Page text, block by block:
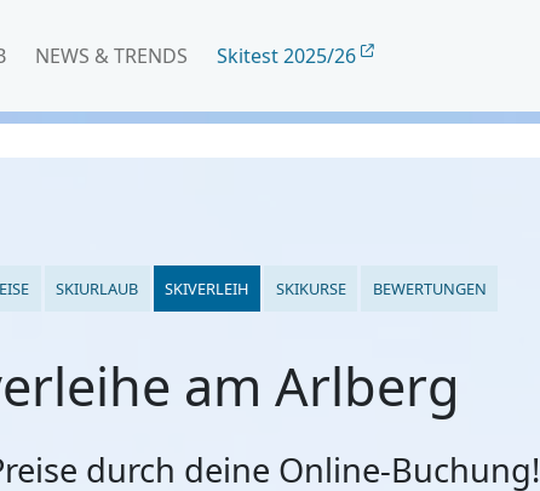
NEWS & TRENDS Skitest 2025/26
SKIURLAUB SKIVERLEIH SKIKURSE BEWERTUNGEN
am Arlberg
durch deine Online-Buchung!